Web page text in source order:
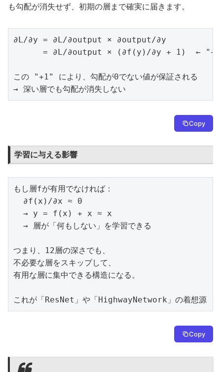
も勾配が消失せず、初期の層まで確実に届きます。
∂L/∂y = ∂L/∂output × ∂output/∂y
= ∂L/∂output × (∂f(y)/∂y + 1)  ←
この "+1" により、勾配が0でない値が保証される
→ 深い層でも勾配が消失しない
Copy
学習に与える影響
もし層fが有用でなければ：
  ∂f(x)/∂x ≈ 0
  → y = f(x) + x ≈ x
  → 層が「何もしない」を学習できる
つまり、12層の深さでも、
不必要な層をスキップして、
有用な層に集中できる構造になる。
これが「ResNet」や「HighwayNetwork」の着想源
Copy